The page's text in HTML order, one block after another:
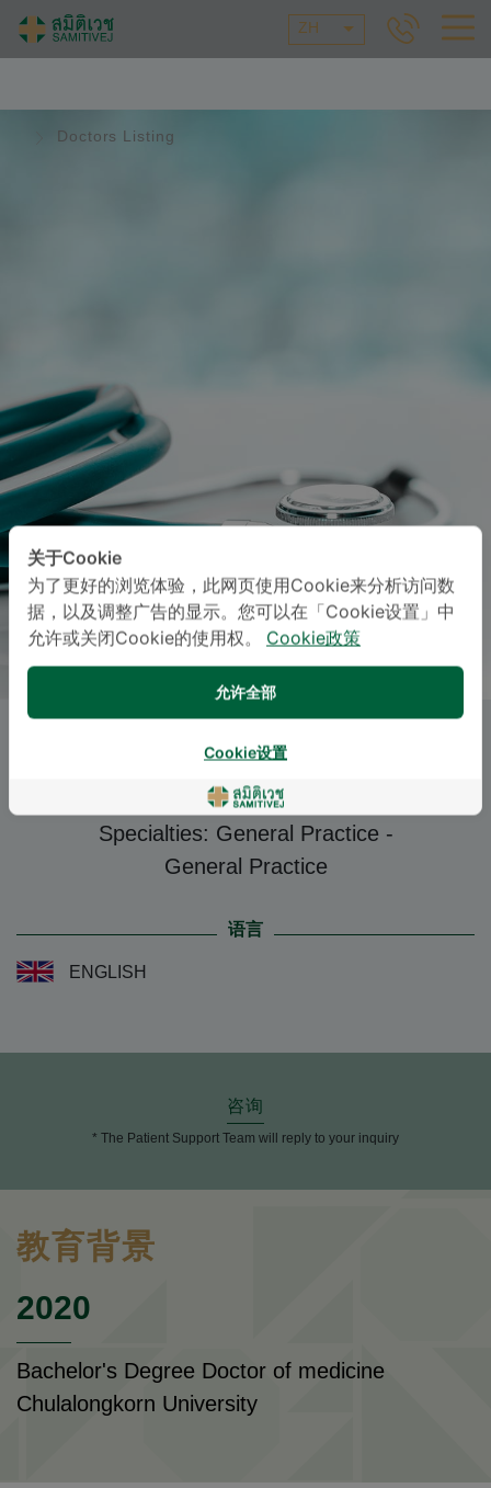
ZH
Doctors Listing
NATEETORN
MANEEPLOYPETCH
Specialties: General Practice -
General Practice
语言
ENGLISH
咨询
* The Patient Support Team will reply to your inquiry
教育背景
2020
Bachelor's Degree Doctor of medicine
Chulalongkorn University
关于Cookie
为了更好的浏览体验，此网页使用Cookie来分析访问数
据，以及调整广告的显示。您可以在「Cookie设置」中
允许或关闭Cookie的使用权。
Cookie政策
允许全部
Cookie设置